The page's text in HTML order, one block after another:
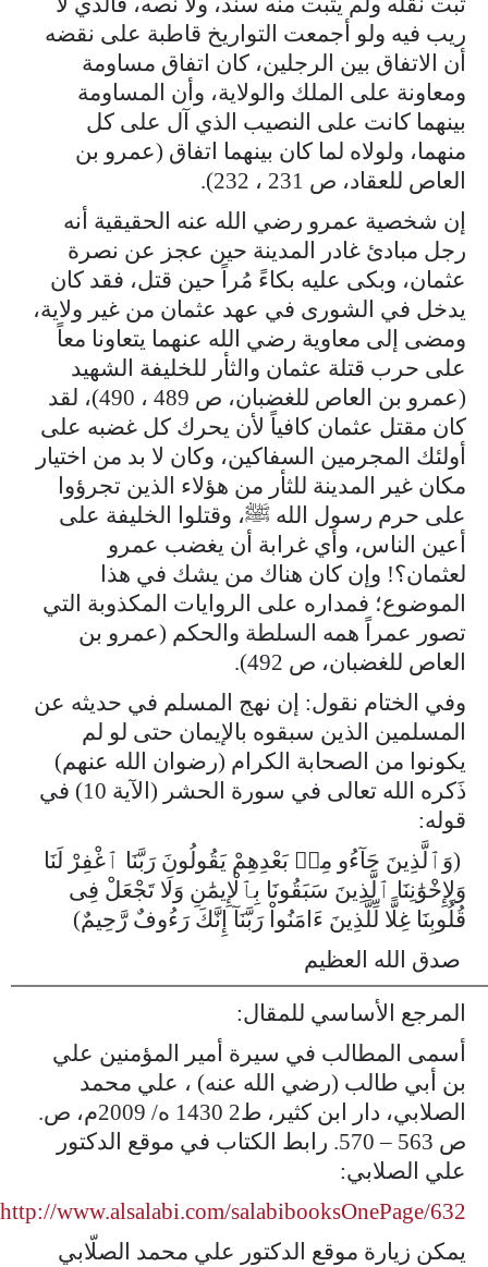
ريب فيه ولو أجمعت التواريخ قاطبة على نقضه
أن الاتفاق بين الرجلين، كان اتفاق مساومة
ومعاونة على الملك والولاية، وأن المساومة
بينهما كانت على النصيب الذي آل على كل
منهما، ولولاه لما كان بينهما اتفاق (عمرو بن
العاص للعقاد، ص 231 ، 232).
إن شخصية عمرو رضي الله عنه الحقيقية أنه
رجل مبادئ غادر المدينة حين عجز عن نصرة
عثمان، وبكى عليه بكاءً مُراً حين قتل، فقد كان
يدخل في الشورى في عهد عثمان من غير ولاية،
ومضى إلى معاوية رضي الله عنهما يتعاونا معاً
على حرب قتلة عثمان والثأر للخليفة الشهيد
(عمرو بن العاص للغضبان، ص 489 ، 490)، لقد
كان مقتل عثمان كافياً لأن يحرك كل غضبه على
أولئك المجرمين السفاكين، وكان لا بد من اختيار
مكان غير المدينة للثأر من هؤلاء الذين تجرؤوا
على حرم رسول الله ﷺ، وقتلوا الخليفة على
أعين الناس، وأي غرابة أن يغضب عمرو
لعثمان؟! وإن كان هناك من يشك في هذا
الموضوع؛ فمداره على الروايات المكذوبة التي
تصور عمراً همه السلطة والحكم (عمرو بن
العاص للغضبان، ص 492).
وفي الختام نقول: إن نهج المسلم في حديثه عن
المسلمين الذين سبقوه بالإيمان حتى لو لم
يكونوا من الصحابة الكرام (رضوان الله عنهم)
ذَكره الله تعالى في سورة الحشر (الآية 10) في
قوله:
(وَٱلَّذِينَ جَآءُو مِنۢ بَعْدِهِمْ يَقُولُونَ رَبَّنَا ٱغْفِرْ لَنَا
وَلِإِخْوَٰنِنَا ٱلَّذِينَ سَبَقُونَا بِٱلْإِيمَٰنِ وَلَا تَجْعَلْ فِى
قُلُوبِنَا غِلًّا لِّلَّذِينَ ءَامَنُواْ رَبَّنَآ إِنَّكَ رَءُوفٌ رَّحِيمٌ)
صدق الله العظيم
المرجع الأساسي للمقال:
أسمى المطالب في سيرة أمير المؤمنين علي
بن أبي طالب (رضي الله عنه) ، علي محمد
الصلابي، دار ابن كثير، ط2 1430 ه/ 2009م، ص.
ص 563 – 570. رابط الكتاب في موقع الدكتور
علي الصلابي:
http://www.alsalabi.com/salabibooksOnePage/632
يمكن زيارة موقع الدكتور علي محمد الصلّابي